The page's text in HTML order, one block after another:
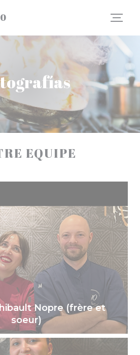
EQUIPE
Nopre (frère et
soeur)